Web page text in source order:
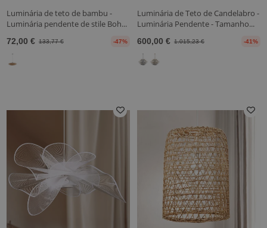
Luminária de teto de bambu -
Luminária pendente de stile Boh...
72,00 € 133,77 € -47%
Luminária de Teto de Candelabro -
Luminária Pendente - Tamanho...
600,00 € 1.015,23 € -41%